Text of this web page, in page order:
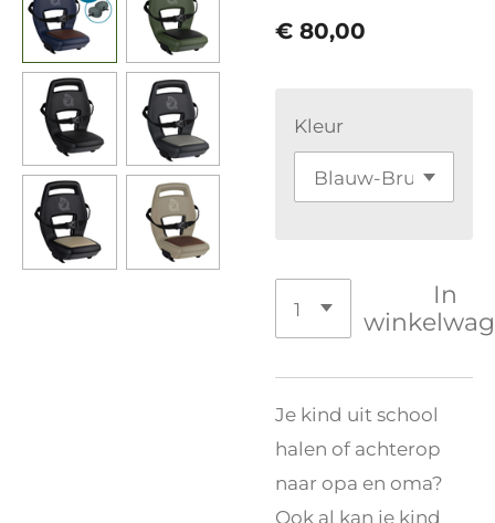
€ 80,00
Kleur
In
Je kind uit school
halen of achterop
naar opa en oma?
Ook al kan je kind